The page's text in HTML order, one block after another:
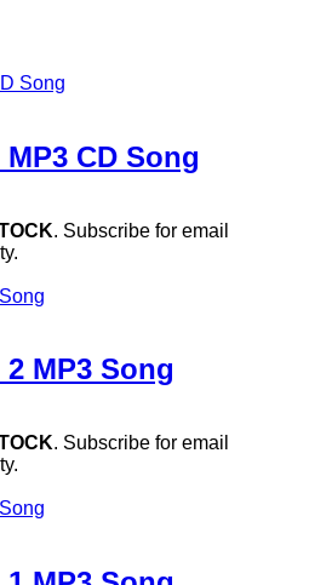
CD Song
. Subscribe for email
MP3 Song
. Subscribe for email